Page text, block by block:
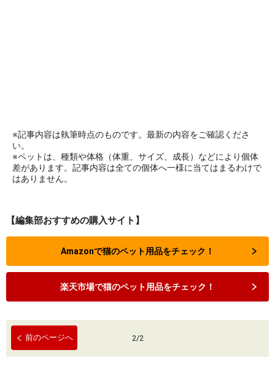
※記事内容は執筆時点のものです。最新の内容をご確認くださ
い。
※ペットは、種類や体格（体重、サイズ、成長）などにより個体
差があります。記事内容は全ての個体へ一様に当てはまるわけで
はありません。
【編集部おすすめの購入サイト】
Amazonで猫のペット用品をチェック！
楽天市場で猫のペット用品をチェック！
前のページへ 2/2